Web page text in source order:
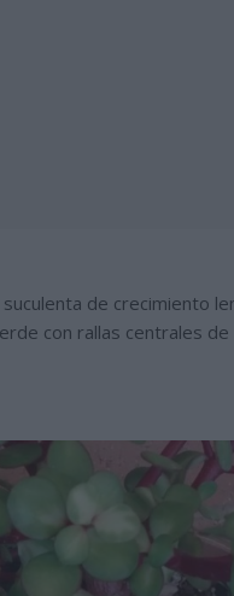
de crecimiento
con rallas centrales